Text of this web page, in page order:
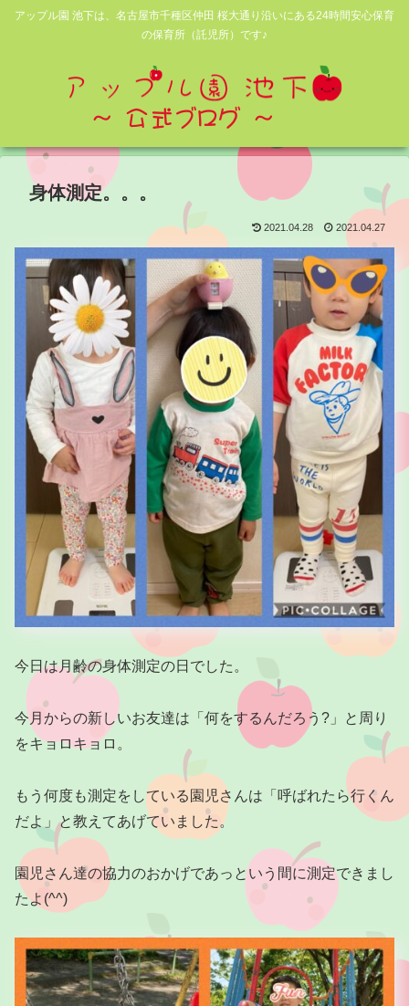
アップル園 池下は、名古屋市千種区仲田 桜大通り沿いにある24時間安心保育
の保育所（託児所）です♪
身体測定。。。
2021.04.28 2021.04.27
今日は月齢の身体測定の日でした。
今月からの新しいお友達は「何をするんだろう?」と周り
をキョロキョロ。
もう何度も測定をしている園児さんは「呼ばれたら行くん
だよ」と教えてあげていました。
園児さん達の協力のおかげであっという間に測定できまし
たよ(^^)